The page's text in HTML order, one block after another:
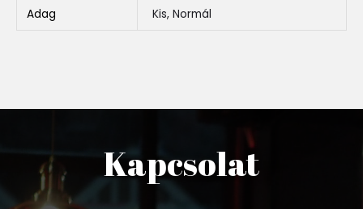
Adag Kis, Normál
Kapcsolat